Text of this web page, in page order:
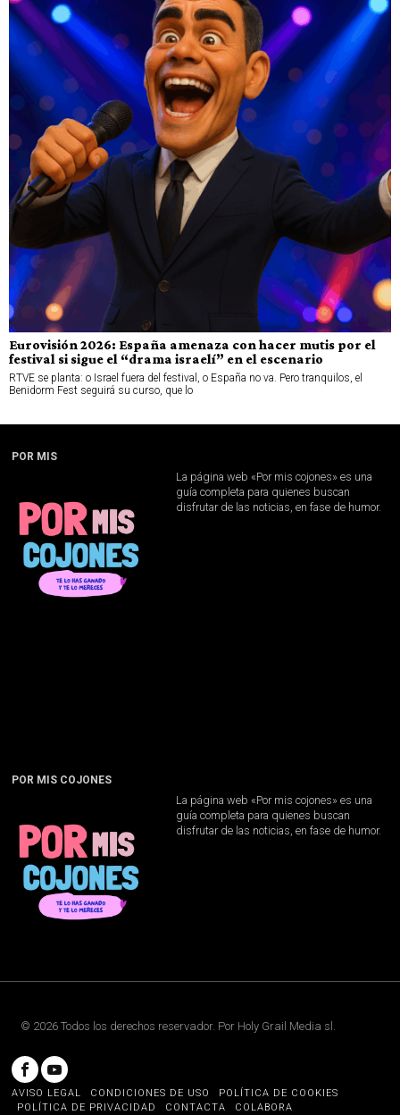
Eurovisión 2026: España amenaza con hacer mutis por el
festival si sigue el “drama israelí” en el escenario
RTVE se planta: o Israel fuera del festival, o España no va. Pero tranquilos, el
Benidorm Fest seguirá su curso, que lo
POR MIS
La página web «Por mis cojones» es una
guía completa para quienes buscan
disfrutar de las noticias, en fase de humor.
POR MIS COJONES
La página web «Por mis cojones» es una
guía completa para quienes buscan
disfrutar de las noticias, en fase de humor.
© 2026 Todos los derechos reservador. Por Holy Grail Media sl .
AVISO LEGAL CONDICIONES DE USO
POLÍTICA DE COOKIES
POLÍTICA DE PRIVACIDAD
CONTACTA COLABORA